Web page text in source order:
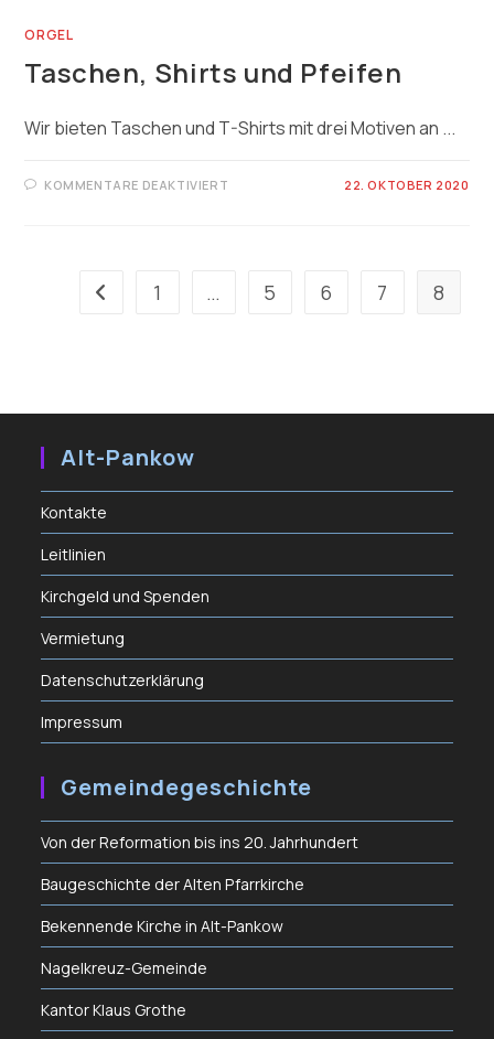
ORGEL
Taschen, Shirts und Pfeifen
Wir bieten Taschen und T-Shirts mit drei Motiven an ...
KOMMENTARE DEAKTIVIERT 22. OKTOBER 2020
Zur vorherigen Seite
1 … 5 6 7 8
Alt-Pankow
Kontakte
Leitlinien
Kirchgeld und Spenden
Vermietung
Datenschutzerklärung
Impressum
Gemeindegeschichte
Von der Reformation bis ins 20. Jahrhundert
Baugeschichte der Alten Pfarrkirche
Bekennende Kirche in Alt-Pankow
Nagelkreuz-Gemeinde
Kantor Klaus Grothe